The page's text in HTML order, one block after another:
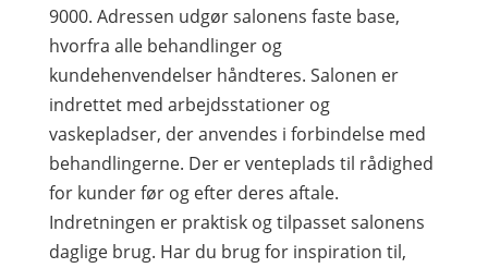
9000. Adressen udgør salonens faste base,
hvorfra alle behandlinger og
kundehenvendelser håndteres. Salonen er
indrettet med arbejdsstationer og
vaskepladser, der anvendes i forbindelse med
behandlingerne. Der er venteplads til rådighed
for kunder før og efter deres aftale.
Indretningen er praktisk og tilpasset salonens
daglige brug. Har du brug for inspiration til,